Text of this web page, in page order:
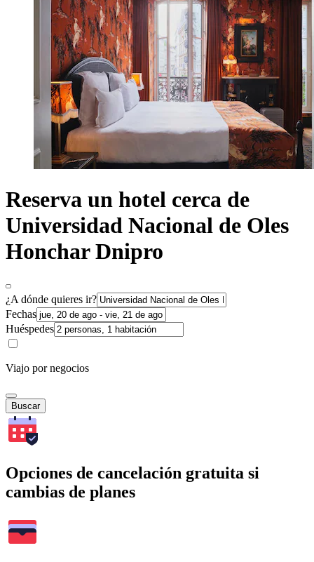
Reserva un hotel cerca de
Universidad Nacional de Oles
Honchar Dnipro
¿A dónde quieres ir?
Fechas
Huéspedes
Viajo por negocios
Buscar
Opciones de cancelación gratuita si
cambias de planes